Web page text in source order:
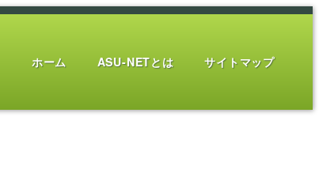
ホーム ASU-NETとは サイトマップ